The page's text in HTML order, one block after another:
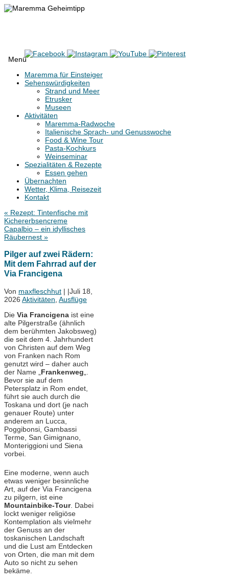
Menü
Zum
Inhalt
Maremma für Einsteiger
Sehenswürdigkeiten
Strand und Meer
Etrusker
Museen
Aktivitäten
Maremma-Radwoche
Italienische Sprach- und Genusswoche
Food & Wine Tour
Pasta-Kochkurs
Weinseminar
Spezialitäten & Rezepte
Essen gehen
Übernachten
Wetter, Klima, Reisezeit
Kontakt
« Rezept: Tintenfische mit
Kichererbsencreme
Capalbio – ein idyllisches
Räubernest »
Pilger auf zwei Rädern:
Mit dem Fahrrad auf der
Via Francigena
Von maxfleschhut | |Juli 18,
2026 Aktivitäten Ausflüge
Die Via Francigena ist eine
alte Pilgerstraße (ähnlich
dem berühmten Jakobsweg)
die seit dem 4. Jahrhundert
von Christen auf dem Weg
von Franken nach Rom
genutzt wird – daher auch
der Name „ Frankenweg
Bevor sie auf dem
Petersplatz in Rom endet,
führt sie auch durch die
Toskana und dort (je nach
genauer Route) unter
anderem an Lucca,
Poggibonsi, Gambassi
Terme, San Gimignano,
Monteriggioni und Siena
vorbei.
Eine moderne, wenn auch
etwas weniger besinnliche
Art, auf der Via Francigena
zu pilgern, ist eine
Mountainbike-Tour. Dabei
lockt weniger religiöse
Kontemplation als vielmehr
der Genuss an der
toskanischen Landschaft
und die Lust am Entdecken
von Orten, die man mit dem
Auto so nicht zu sehen
bekäme.